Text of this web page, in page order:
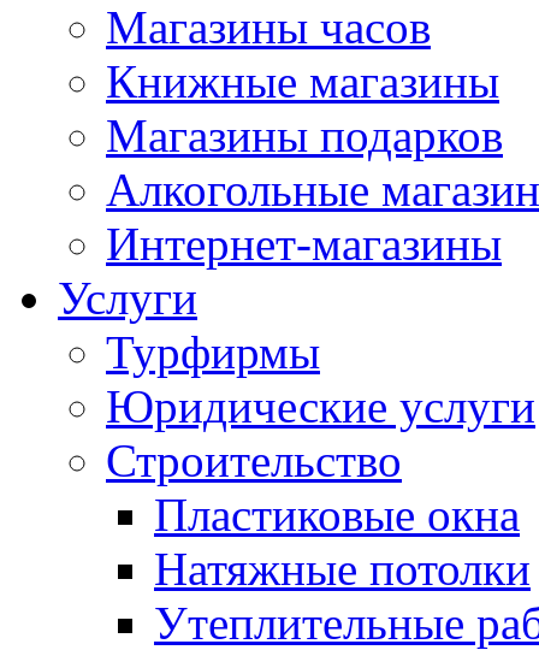
Магазины часов
Книжные магазины
Магазины подарков
Алкогольные
Интернет-магазины
Услуги
Турфирмы
Юридические услуги
Строительство
Пластиковые окна
Натяжные потолки
Утеплительные